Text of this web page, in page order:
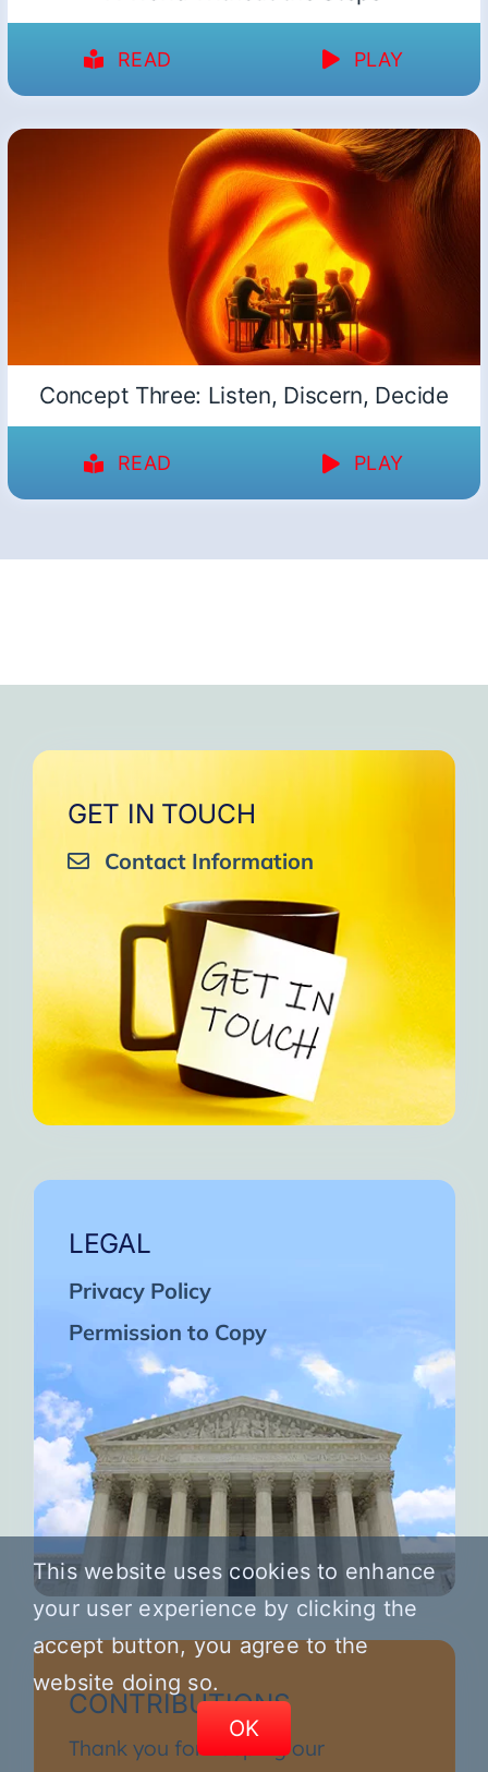
READ PLAY
Concept Three: Listen, Discern, Decide
READ PLAY
GET IN TOUCH
Contact Information
LEGAL
Privacy Policy
Permission to Copy
CONTRIBUTIONS
Thank you for keeping our
This website uses cookies to enhance
your user experience by clicking the
accept button, you agree to the
website doing so.
OK